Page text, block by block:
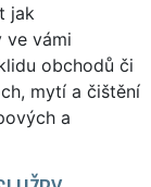
jak
ve vámi
obchodů či
mytí a čištění
a